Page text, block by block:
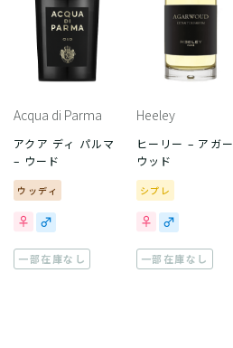
Acqua di Parma
アクア ディ パルマ
– ウード
ウッディ
一部在庫なし
Heeley
ヒーリー – アガー
ウッド
シプレ
一部在庫なし